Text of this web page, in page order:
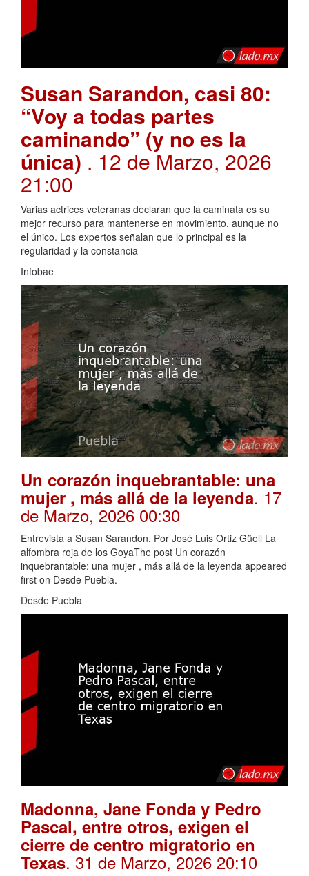
Susan Sarandon, casi 80:
“Voy a todas partes
caminando” (y no es la
única) . 12 de Marzo, 2026
21:00
Varias actrices veteranas declaran que la caminata es su
mejor recurso para mantenerse en movimiento, aunque no
el único. Los expertos señalan que lo principal es la
regularidad y la constancia
Infobae
Un corazón inquebrantable: una
mujer , más allá de la leyenda. 17
de Marzo, 2026 00:30
Entrevista a Susan Sarandon. Por José Luis Ortiz Güell La
alfombra roja de los GoyaThe post Un corazón
inquebrantable: una mujer , más allá de la leyenda appeared
first on Desde Puebla.
Desde Puebla
Madonna, Jane Fonda y Pedro
Pascal, entre otros, exigen el
cierre de centro migratorio en
Texas. 31 de Marzo, 2026 20:10